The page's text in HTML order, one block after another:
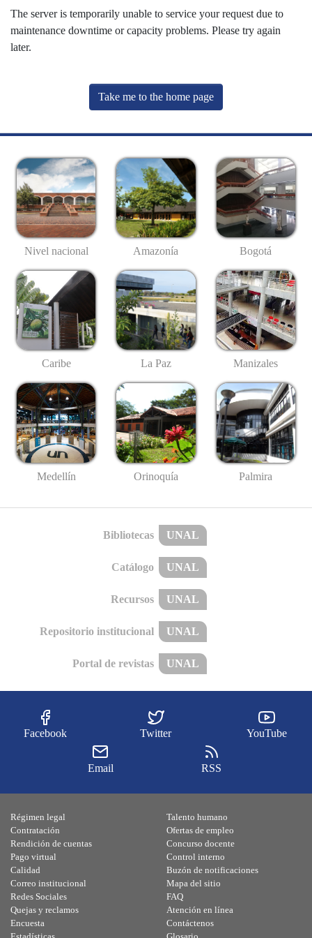
The server is temporarily unable to service your request due to
maintenance downtime or capacity problems. Please try again
later.
Take me to the home page
Nivel nacional Amazonía Bogotá
Caribe La Paz Manizales
Medellín Orinoquía Palmira
Bibliotecas UNAL
Catálogo UNAL
Recursos UNAL
Repositorio institucional UNAL
Portal de revistas UNAL
Facebook Twitter YouTube
Email RSS
Régimen legal
Contratación
Rendición de cuentas
Pago virtual
Calidad
Talento humano
Ofertas de empleo
Concurso docente
Control interno
Buzón de notificaciones
Correo institucional
Redes Sociales
Quejas y reclamos
Encuesta
Mapa del sitio
FAQ
Atención en línea
Contáctenos